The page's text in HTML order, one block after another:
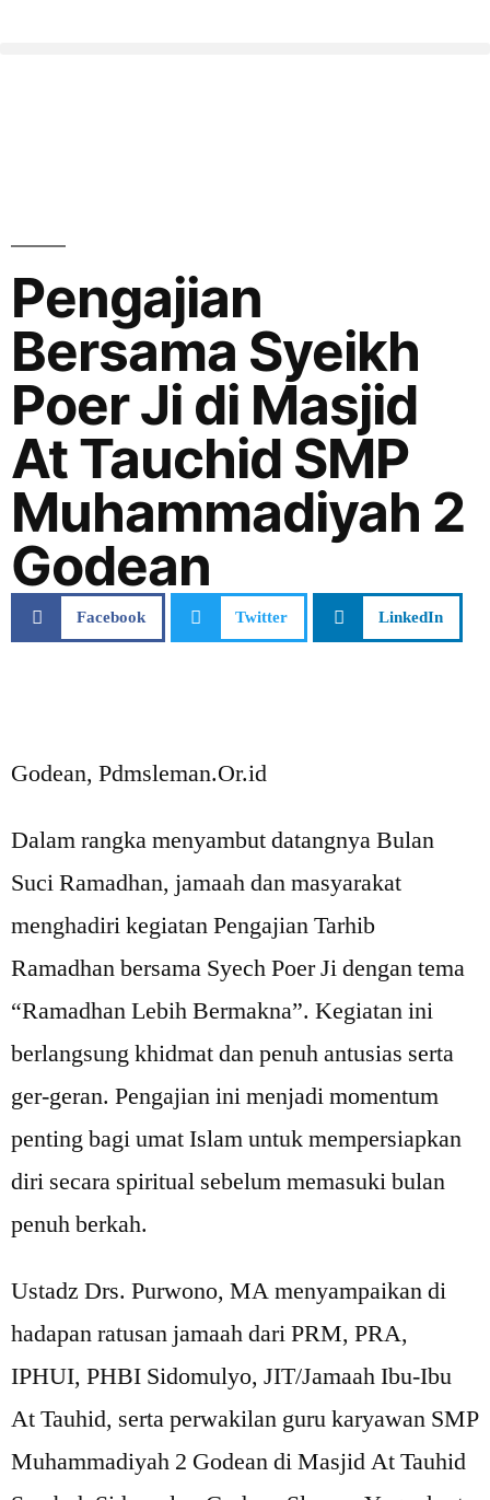
Pengajian
Bersama Syeikh
Poer Ji di Masjid
At Tauchid SMP
Muhammadiyah 2
Godean
Facebook Twitter LinkedIn
Godean, Pdmsleman.Or.id
Dalam rangka menyambut datangnya Bulan
Suci Ramadhan, jamaah dan masyarakat
menghadiri kegiatan Pengajian Tarhib
Ramadhan bersama Syech Poer Ji dengan tema
“Ramadhan Lebih Bermakna”. Kegiatan ini
berlangsung khidmat dan penuh antusias serta
ger-geran. Pengajian ini menjadi momentum
penting bagi umat Islam untuk mempersiapkan
diri secara spiritual sebelum memasuki bulan
penuh berkah.
Ustadz Drs. Purwono, MA menyampaikan di
hadapan ratusan jamaah dari PRM, PRA,
IPHUI, PHBI Sidomulyo, JIT/Jamaah Ibu-Ibu
At Tauhid, serta perwakilan guru karyawan SMP
Muhammadiyah 2 Godean di Masjid At Tauhid